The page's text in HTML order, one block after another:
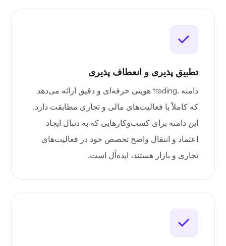
تطبیق پذیری و انعطاف پذیری
دامنه .trading هویتی حرفه‌ای و دقیق ارائه می‌دهد
که کاملاً با فعالیت‌های مالی و تجاری مطابقت دارد.
این دامنه برای کسب‌وکارهایی که به دنبال ایجاد
اعتماد و انتقال واضح تخصص خود در فعالیت‌های
تجاری و بازار هستند، ایده‌آل است.